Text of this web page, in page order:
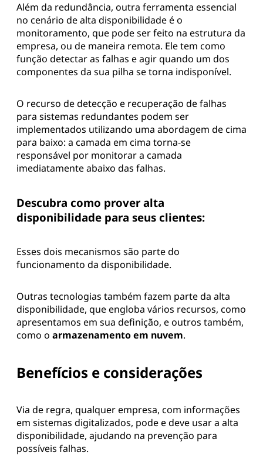
utilização destes links seja
balanceada entre os mesmos, e
também afunção “failover” (um
link cai, o outro assume). Pensar
e ent…
Além da redundância, outra ferramenta essencial
no cenário de alta disponibilidade é o
monitoramento, que pode ser feito na estrutura da
empresa, ou de maneira remota. Ele tem como
função detectar as falhas e agir quando um dos
componentes da sua pilha se torna indisponível.
O recurso de detecção e recuperação de falhas
para sistemas redundantes podem ser
implementados utilizando uma abordagem de cima
para baixo: a camada em cima torna-se
responsável por monitorar a camada
imediatamente abaixo das falhas.
Descubra como prover alta
disponibilidade para seus clientes:
Esses dois mecanismos são parte do
funcionamento da disponibilidade.
Outras tecnologias também fazem parte da alta
disponibilidade, que engloba vários recursos, como
apresentamos em sua definição, e outros também,
como o armazenamento em nuvem.
Benefícios e considerações
Via de regra, qualquer empresa, com informações
em sistemas digitalizados, pode e deve usar a alta
disponibilidade, ajudando na prevenção para
possíveis falhas.